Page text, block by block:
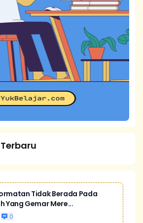
Tidak Berada Pada
Yang Gemar Mere...
0